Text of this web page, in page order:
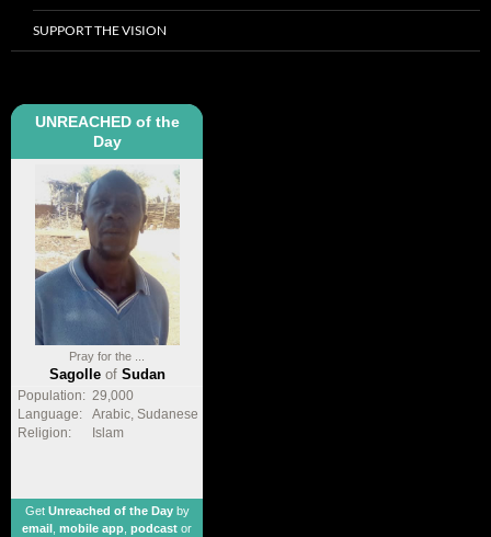
SUPPORT THE VISION
UNREACHED of the
Day
Pray for the ...
Sagolleof Sudan
Population: 29,000
Language:
Arabic, Sudanese
Religion:
Islam
Get Unreached of the Dayby
email
mobile app podcast or